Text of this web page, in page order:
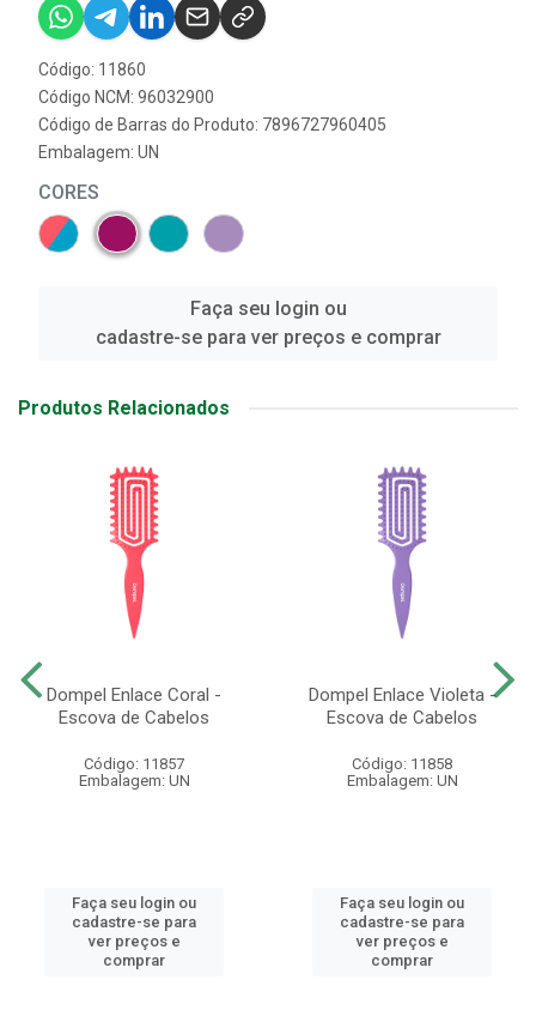
Código: 11860
Código NCM: 96032900
Código de Barras do Produto: 7896727960405
Embalagem: UN
CORES
Faça seu login ou
cadastre-se para ver preços e comprar
Produtos Relacionados
Dompel Enlace Coral -
Escova de Cabelos
Código: 11857
Embalagem: UN
Faça seu login ou
cadastre-se para
ver preços e
comprar
Dompel Enlace Violeta -
Escova de Cabelos
Código: 11858
Embalagem: UN
Faça seu login ou
cadastre-se para
ver preços e
comprar